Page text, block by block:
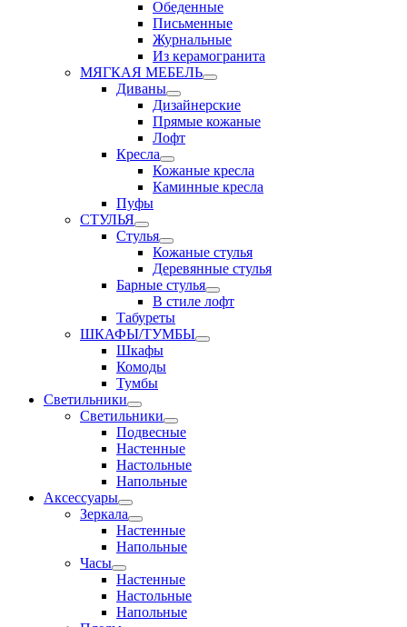
Обеденные
Письменные
Журнальные
Из керамогранита
МЯГКАЯ МЕБЕЛЬ
Диваны
Дизайнерские
Прямые кожаные
Лофт
Кресла
Кожаные кресла
Каминные кресла
Пуфы
СТУЛЬЯ
Стулья
Кожаные стулья
Деревянные стулья
Барные стулья
В стиле лофт
Табуреты
ШКАФЫ/ТУМБЫ
Шкафы
Комоды
Тумбы
Светильники
Светильники
Подвесные
Настенные
Настольные
Напольные
Аксессуары
Зеркала
Настенные
Напольные
Часы
Настенные
Настольные
Напольные